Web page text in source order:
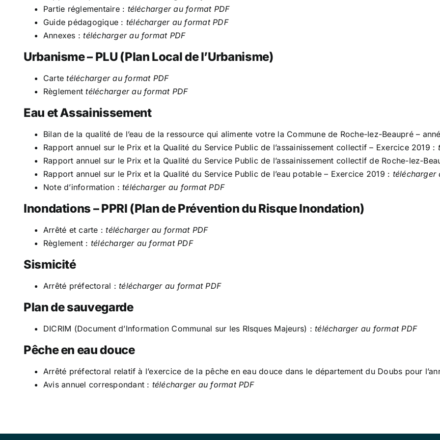
Partie réglementaire : télécharger au format PDF
Guide pédagogique : télécharger au format PDF
Annexes :télécharger au format PDF
Urbanisme – PLU (Plan Local de l’Urbanisme)
Cartetélécharger au format PDF
Règlementtélécharger au format PDF
Eau et Assainissement
Bilan de la qualité de l’eau de la ressource qui alimente votre la Commune de Roche-lez-Beaupré –
Rapport annuel sur le Prix et la Qualité du Service Public de l’assainissement collectif – Exercice 2019 :
Rapport annuel sur le Prix et la Qualité du Service Public de l’assainissement collectif de Roche-lez-
Rapport annuel sur le Prix et la Qualité du Service Public de l’eau potable – Exercice 2019 : télécharger
Note d’information :télécharger au format PDF
Inondations – PPRI (Plan de Prévention du Risque Inondation)
Arrêté et carte :télécharger au format PDF
Règlement : télécharger au format PDF
Sismicité
Arrêté préfectoral : télécharger au format PDF
Plan de sauvegarde
DICRIM (Document d’Information Communal sur les RIsques Majeurs) :télécharger au format PDF
Pêche en eau douce
Arrêté préfectoral relatif à l’exercice de la pêche en eau douce dans le département du Doubs pour
Avis annuel correspondant : télécharger au format PDF
Plan de la commune
Numéros d’urgences
Liens utiles